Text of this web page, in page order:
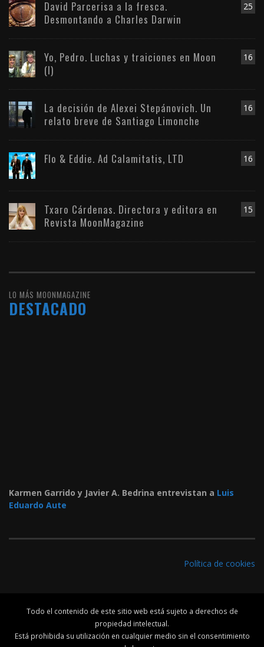
25
David Parcerisa a la fresca.
Desmontando a Charles Darwin
16
Yo, Pedro. Luchas y traiciones en Moon
(I)
16
La decisión de Alexei Stepánovich. Un
relato breve de Santiago Limonche
16
Flo & Eddie. Ad Calamitatis, LTD
15
Txaro Cárdenas. Directora y editora en
Revista MoonMagazine
LO MÁS MOONMAGAZINE
DESTACADO
Karmen Garrido y Javier A. Bedrina entrevistan a Luis
Eduardo Aute
Política de cookies
Todo el contenido de este sitio web está sujeto a derechos de
propiedad intelectual.
Está prohibida su utilización en cualquier medio sin el consentimiento